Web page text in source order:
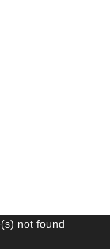
not found